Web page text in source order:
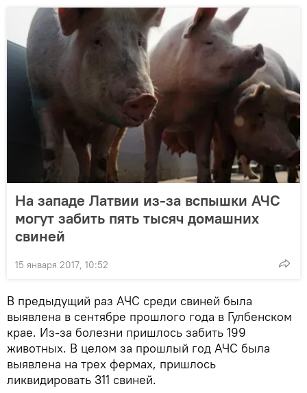
На западе Латвии из-за вспышки АЧС
могут забить пять тысяч домашних
свиней
15 января 2017, 10:52
В предыдущий раз АЧС среди свиней была
выявлена в сентябре прошлого года в Гулбенском
крае. Из-за болезни пришлось забить 199
животных. В целом за прошлый год АЧС была
выявлена на трех фермах, пришлось
ликвидировать 311 свиней.